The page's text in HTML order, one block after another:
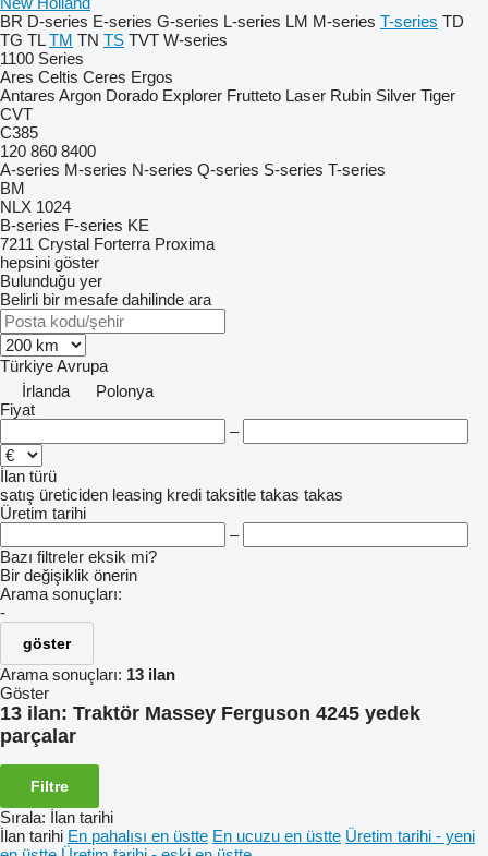
BR D-series E-series G-series L-series LM M-series T-series TD
TG TL TM TN TS TVT W-series
1100 Series
Ares Celtis Ceres Ergos
Antares Argon Dorado Explorer Frutteto Laser Rubin Silver Tiger
CVT
C385
120 860 8400
A-series M-series N-series Q-series S-series T-series
BM
NLX 1024
B-series F-series KE
7211 Crystal Forterra Proxima
hepsini göster
Bulunduğu yer
Belirli bir mesafe dahilinde ara
TürkiyeAvrupa
İrlanda
Polonya
Fiyat
–
İlan türü
satış üreticiden leasing kredi taksitle takas takas
Üretim tarihi
–
Bazı filtreler eksik mi?
Bir değişiklik önerin
Arama sonuçları:
-
göster
Arama sonuçları: 13 ilan
Göster
13 ilan: Traktör Massey Ferguson 4245 yedek
parçalar
Filtre
Sırala: İlan tarihi
İlan tarihi En pahalısı en üstte En ucuzu en üstte Üretim tarihi - yeni